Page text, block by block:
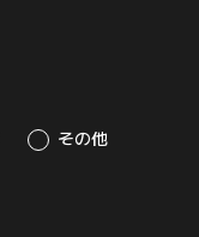
その他